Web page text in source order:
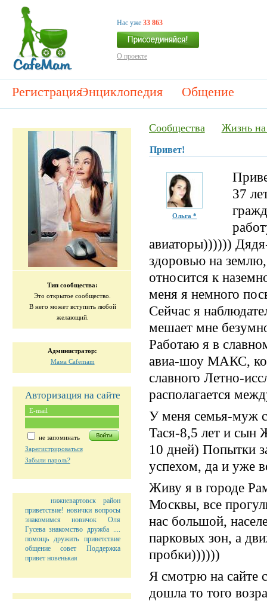
Нас уже 33 863
О проекте
РегистрацияЭнциклопедия Общение
Тип сообщества:
Это открытое сообщество.
В него может вступить любой
желающий.
Администратор:
Мама Cafemam
Авторизация на сайте
не запоминать
Зарегистрироваться
Забыли пароль?
нижневартовск
район
приветствие! новички вопросы
знакомимся
новичок
Оля
Гусева знакомство дружба ....
помощь
дружить
приветствие
общение
совет
Поддержка
привет новенькая
Сообщества Жизнь
Привет!
Ольга *
37
авиаторы))))))
здоровью на
относится к
меня я немного
Сейчас я
мешает мне
Работаю я в
авиа-шоу МАКС,
славного Летно-
располагается
У меня семья-муж
Тася-8,5 лет и сын
10 дней) Попытки
успехом, да и уже
Живу я в городе
Москвы, все
нас большой,
парковых зон, а
пробки))))))
Я смотрю на сайте
дошла то того